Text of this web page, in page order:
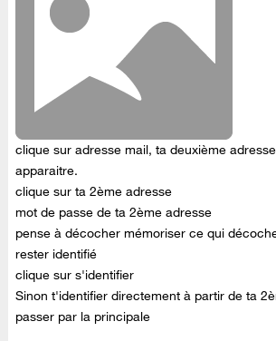
clique sur adresse mail, ta deuxième
apparaitre.
clique sur ta 2ème adresse
mot de passe de ta 2ème adresse
pense à décocher mémoriser ce qui
rester identifié
clique sur s'identifier
Sinon t'identifier directement à partir de ta
passer par la principale